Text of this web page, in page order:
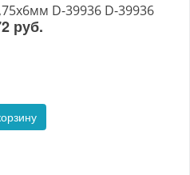
D-39936 D-39936
руб.